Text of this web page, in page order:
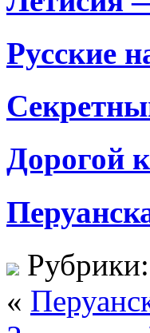
Русские
Дорогой
Рубрики:
«